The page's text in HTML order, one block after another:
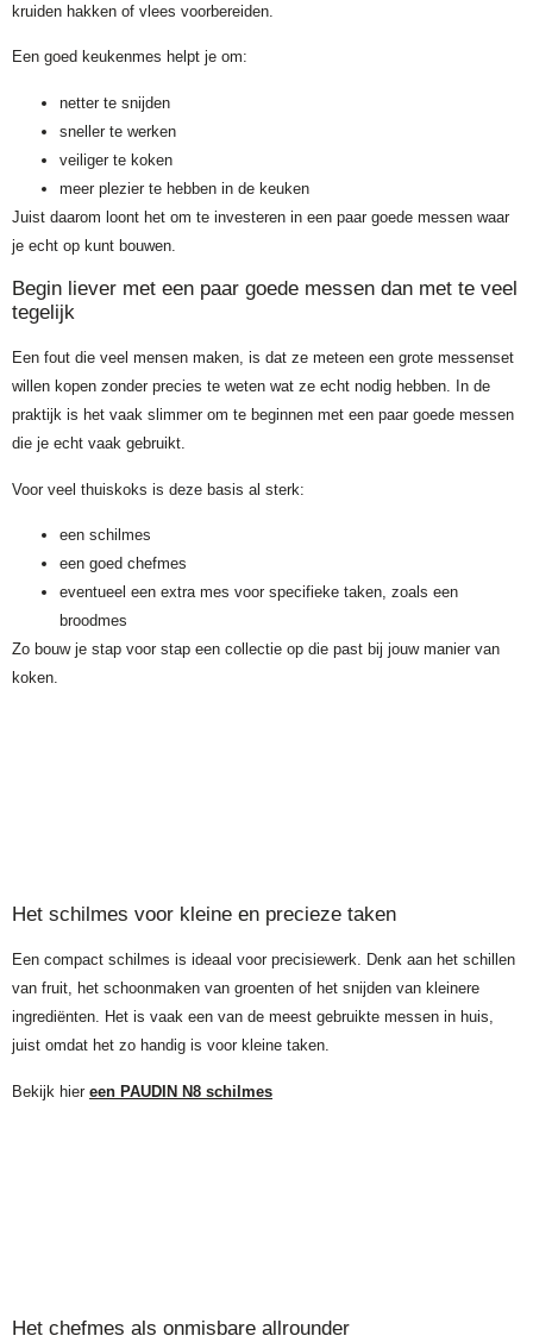
kruiden hakken of vlees voorbereiden.
Een goed keukenmes helpt je om:
netter te snijden
sneller te werken
veiliger te koken
meer plezier te hebben in de keuken
Juist daarom loont het om te investeren in een paar goede messen waar
je echt op kunt bouwen.
Begin liever met een paar goede messen dan met te veel
tegelijk
Een fout die veel mensen maken, is dat ze meteen een grote messenset
willen kopen zonder precies te weten wat ze echt nodig hebben. In de
praktijk is het vaak slimmer om te beginnen met een paar goede messen
die je echt vaak gebruikt.
Voor veel thuiskoks is deze basis al sterk:
een schilmes
een goed chefmes
eventueel een extra mes voor specifieke taken, zoals een
broodmes
Zo bouw je stap voor stap een collectie op die past bij jouw manier van
koken.
Het schilmes voor kleine en precieze taken
Een compact schilmes is ideaal voor precisiewerk. Denk aan het schillen
van fruit, het schoonmaken van groenten of het snijden van kleinere
ingrediënten. Het is vaak een van de meest gebruikte messen in huis,
juist omdat het zo handig is voor kleine taken.
Bekijk hier een PAUDIN N8 schilmes
Het chefmes als onmisbare allrounder